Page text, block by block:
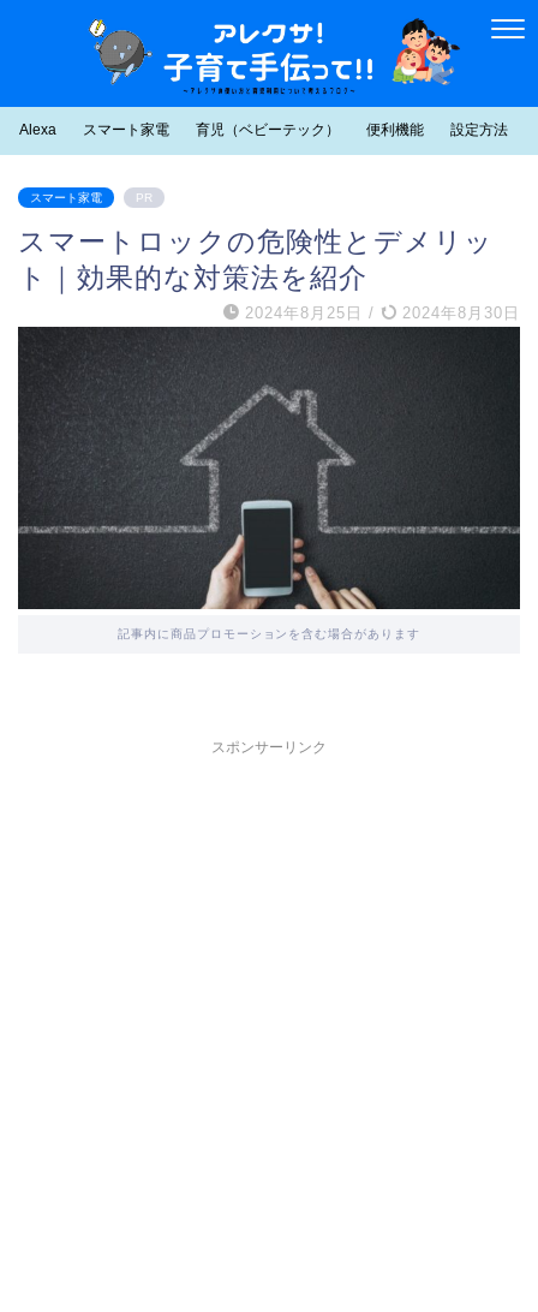
Alexa スマート家電 育児（ベビーテック） 便利機能 設定方法
スマート家電 PR
スマートロックの危険性とデメリッ
ト｜効果的な対策法を紹介
2024年8月25日 / 2024年8月30日
記事内に商品プロモーションを含む場合があります
スポンサーリンク